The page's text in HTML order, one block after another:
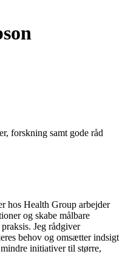
forskning samt gode råd
hos Health Group arbejder
og skabe målbare
Jeg rådgiver
behov og omsætter indsigt
initiativer til større,